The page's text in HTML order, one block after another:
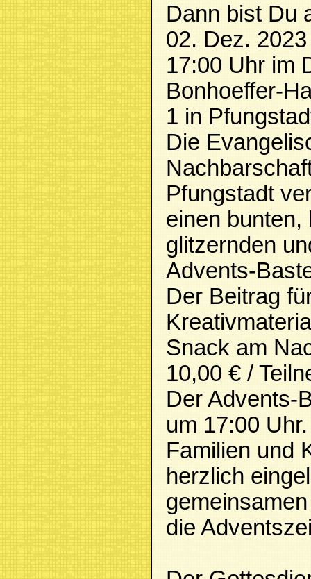
Dann bist Du
02. Dez.
17:00 Uhr im
Bonhoeffer-
1 in
Die
Pfungstadt
einen bunten,
glitzernden
Advents-
Der Beitrag
Snack am
10,00 € /
Der Advents-
um 17:00
Familien und
herzlich
die